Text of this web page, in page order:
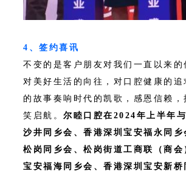
4、签约喜讯
不变的是客户朋友对我们一直以来的
对美好生活的向往，对口腔健康的追
的故事奏响时代的凯歌，感恩信赖，
笑启航。 尔睦口腔在2024年上半年
沙井同乡会、香港深圳宝安福永同乡
松岗同乡会、松岗街道工商联（商会
宝安福海同乡会、香港深圳宝安新桥